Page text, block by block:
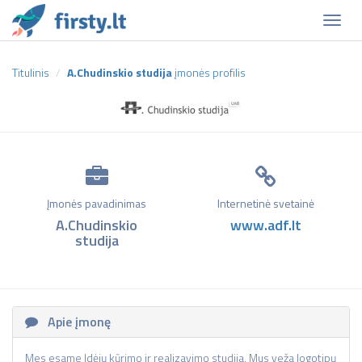
Titulinis A.Chudinskio studijaįmonės profilis
Įmonės pavadinimas
A.Chudinskio
studija
Internetinė svetainė
www.adf.lt
Apie įmonę
Mes esame Idėjų kūrimo ir realizavimo studija. Mus veža logotipų